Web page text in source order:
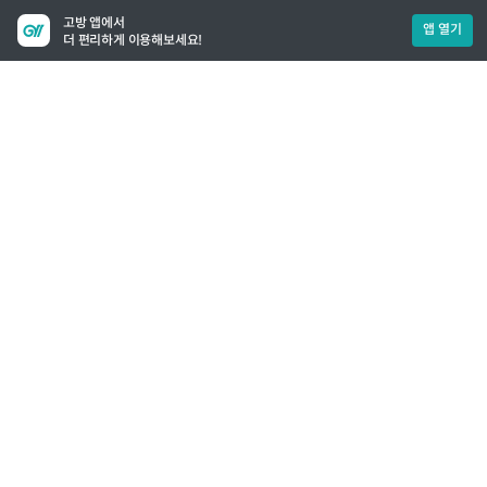
고방 앱에서
더 편리하게 이용해보세요!
앱 열기